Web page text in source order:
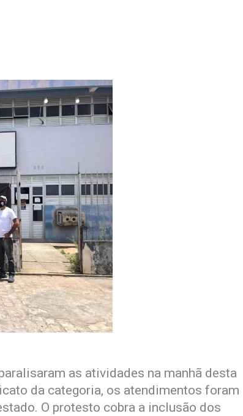
as atividades na manhã desta
da categoria, os atendimentos foram
O protesto cobra a inclusão dos